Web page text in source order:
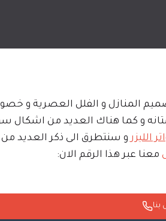
المنازل و الفلل العصرية و
و كما هناك العديد من اشكال
الليزرو سنتطرق الى ذكر العديد
معنا عبر هذا الرقم الان:
بنا